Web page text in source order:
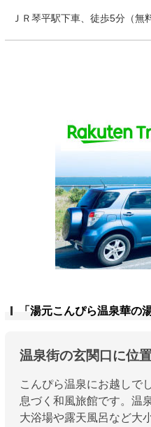
ＪＲ琴平駅下車、徒歩5分（
「湯元こんぴら温泉華
温泉街の玄関口に位
こんぴら温泉にお越しで
息づく和風旅館です。温
大浴場や露天風呂など大